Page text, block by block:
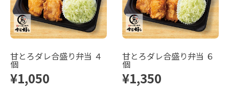
甘とろダレ合盛り弁当 ４
個
¥1,050
甘とろダレ合盛り弁当 ６
個
¥1,350